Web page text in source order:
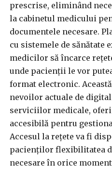
prescrise, eliminând
la cabinetul medicului
documentele necesare.
cu sistemele de sănătate
medicilor să încarce
unde pacienții le vor
format electronic.
nevoilor actuale de
serviciilor medicale,
accesibilă pentru
Accesul la rețete va fi
pacienților flexibilitatea
necesare în orice